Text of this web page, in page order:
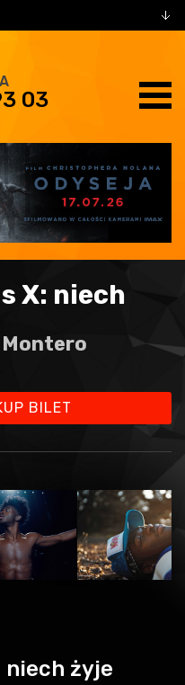
03
X: niech
Montero
BILET
niech żyje